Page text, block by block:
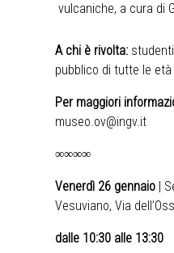
vulcaniche, a cura di
A chi è rivolta:
pubblico di tutte le età
Per maggiori
museo.ov@ingv.it
∞∞∞∞
Venerdì 26 gennaio |
Vesuviano, Via
dalle 10:30 alle 13:30